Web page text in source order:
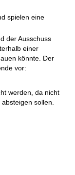
spielen eine
der Ausschuss
einer
könnte. Der
vor:
werden, da nicht
sollen.